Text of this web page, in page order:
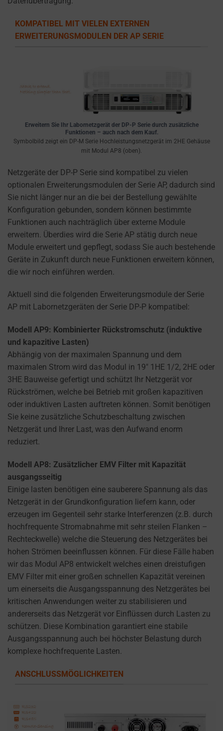
KOMPATIBEL MIT VIELEN EXTERNEN
ERWEITERUNGSMODULEN DER AP SERIE
Erweitern Sie Ihr Labornetzgerät der DP-P Serie durch zusätzliche
Funktionen – auch nach dem Kauf.
Symbolbild zeigt ein DP-M Serie Hochleistungsnetzgerät im 2HE Gehäuse
mit Modul AP8 (oben).
Netzgeräte der DP-P Serie sind kompatibel zu vielen
optionalen Erweiterungsmodulen der Serie AP, dadurch sind
Sie nicht länger nur an die bei der Bestellung gewählte
Konfiguration gebunden, sondern können bestimmte
Funktionen auch nachträglich über externe Module
erweitern. Überdies wird die Serie AP stätig durch neue
Module erweitert und gepflegt, sodass Sie auch bestehende
Geräte in Zukunft durch neue Funktionen erweitern können,
die wir noch einführen werden.
Aktuell sind die folgenden Erweiterungsmodule der Serie
AP mit Labornetzgeräten der Serie DP-P kompatibel:
Modell AP9: Kombinierter Rückstromschutz (induktive
und kapazitive Lasten)
Abhängig von der maximalen Spannung und dem
maximalen Strom wird das Modul in 19″ 1HE 1/2, 2HE oder
3HE Bauweise gefertigt und schützt Ihr Netzgerät vor
Rückströmen, welche bei Betrieb mit großen kapazitiven
oder induktiven Lasten auftreten können. Somit benötigen
Sie keine zusätzliche Schutzbeschaltung zwischen
Netzgerät und Ihrer Last, was den Aufwand enorm
reduziert.
Modell AP8: Zusätzlicher EMV Filter mit Kapazität
ausgangsseitig
Einige lasten benötigen eine sauberere Spannung als das
Netzgerät in der Grundkonfiguration liefern kann, oder
erzeugen im Gegenteil sehr starke Interferenzen (z.B. durch
hochfrequente Stromabnahme mit sehr steilen Flanken –
Rechteckwelle) welche die Steuerung des Netzgerätes bei
hohen Strömen beeinflussen können. Für diese Fälle haben
wir das Modul AP8 entwickelt welches einen dreistufigen
EMV Filter mit einer großen schnellen Kapazität vereinen
um einerseits die Ausgangsspannung des Netzgerätes bei
kritischen Anwendungen weiter zu stabilisieren und
andererseits das Netzgerät vor Einflüssen durch Lasten zu
schützen. Diese Kombination garantiert eine stabile
Ausgangsspannung auch bei höchster Belastung durch
komplexe hochfrequente Lasten.
ANSCHLUSSMÖGLICHKEITEN
cookies
information
shared.
also
explains
how
you
can
manage
your